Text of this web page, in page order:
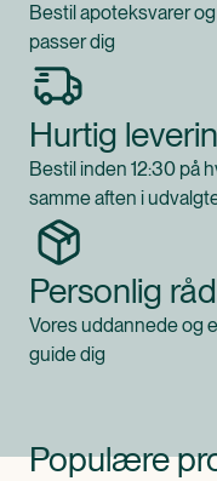
Bestil apoteksvarer
passer dig
Hurtig
Bestil inden 12:30 på
samme aften i
Personlig
Vores uddannede og
guide dig
Populære